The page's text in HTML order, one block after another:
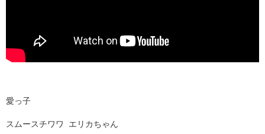
愛っ子
スムースチワワ エリカちゃん